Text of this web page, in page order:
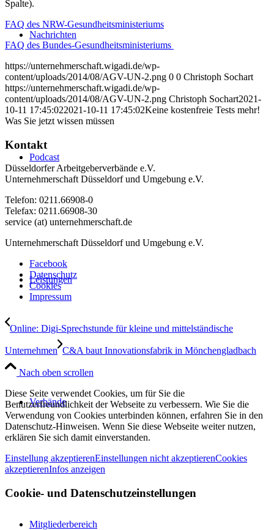
Nachrichten
Podcast
Leistungen
Verbände
Mitgliederbereich
Spalte).
FAQ des NRW-Gesundheitsministeriums
FAQ des Bundes-Gesundheitsministeriums
https://unternehmerschaft.wigadi.de/wp-
content/uploads/2014/08/AGV-UN-2.png 0 0 Christoph Sochart
https://unternehmerschaft.wigadi.de/wp-
content/uploads/2014/08/AGV-UN-2.png Christoph Sochart2021-
10-11 17:45:022021-10-11 17:45:02Keine kostenfreie Tests mehr!
Was Sie jetzt wissen müssen
Kontakt
Düsseldorfer Arbeitgeberverbände e.V.
Unternehmerschaft Düsseldorf und Umgebung e.V.
Telefon: 0211.66908-0
Telefax: 0211.66908-30
service (at) unternehmerschaft.de
Unternehmerschaft Düsseldorf und Umgebung e.V.
Facebook
Datenschutz
Cookies
Impressum
Online: Digi-Sprechstunde für kleine und mittelständische
Unternehmen C&A baut Innovationsfabrik in Mönchengladbach
Nach oben scrollen
Diese Seite verwendet Cookies, um für Sie die
Benutzerfreundlichkeit der Webseite zu verbessern. Wie Sie die
Verwendung von Cookies unterbinden können, erfahren Sie in den
Datenschutz-Hinweisen. Wenn Sie diese Webseite weiter nutzen,
erklären Sie sich damit einverstanden.
Einstellung akzeptierenEinstellungen nicht akzeptierenCookies
akzeptierenInfos anzeigen
Cookie- und Datenschutzeinstellungen